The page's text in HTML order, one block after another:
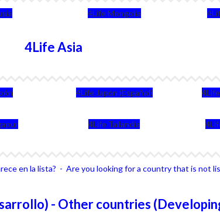
4Life Mongolia
4Life Asia
4Life Japón (Español)
4Life Tailandia
en la lista? - Are you looking for a country that is not
- Other countries